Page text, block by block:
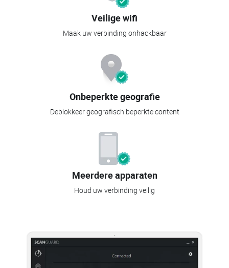
Veilige wifi
Maak uw verbinding onhackbaar
Onbeperkte geografie
Deblokkeer geografisch beperkte content
Meerdere apparaten
Houd uw verbinding veilig